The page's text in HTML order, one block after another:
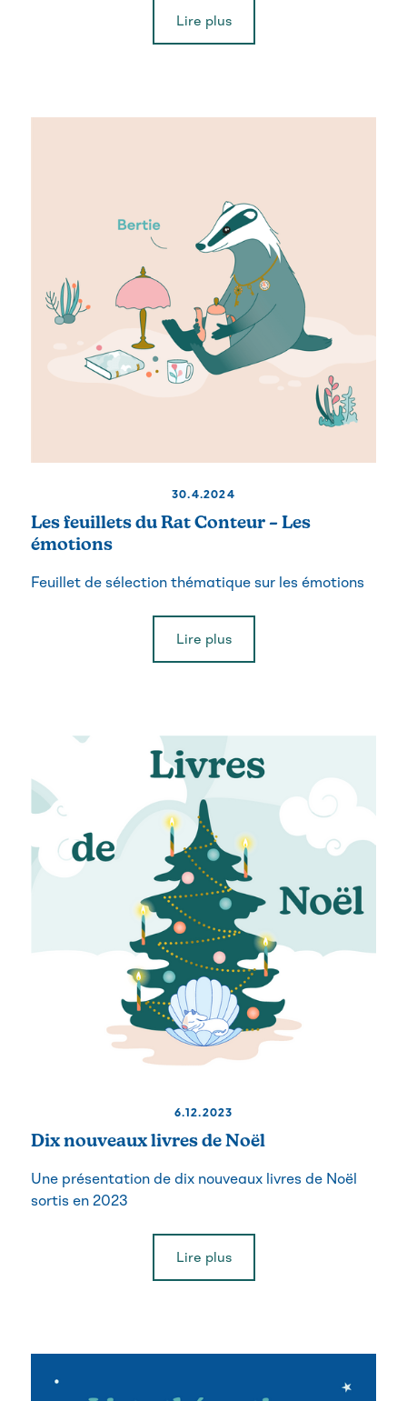
Lire plus
30.4.2024
Les feuillets du Rat Conteur – Les
émotions
Feuillet de sélection thématique sur les émotions
Lire plus
6.12.2023
Dix nouveaux livres de Noël
Une présentation de dix nouveaux livres de Noël
sortis en 2023
Lire plus